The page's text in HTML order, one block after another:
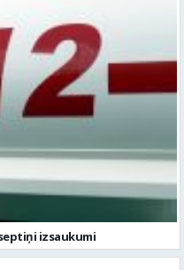
izsaukumi